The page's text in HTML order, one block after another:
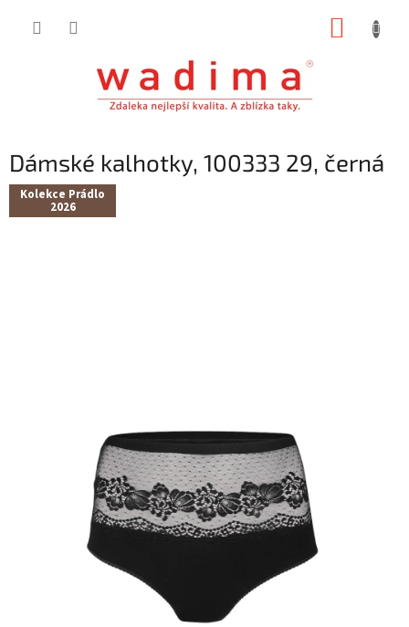
Dámské kalhotky, 100333 29, černá
Kolekce Prádlo
2026